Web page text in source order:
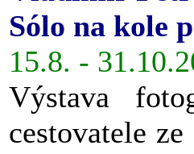
Sólo na kole
15.8. -
Výstava
cestovatele